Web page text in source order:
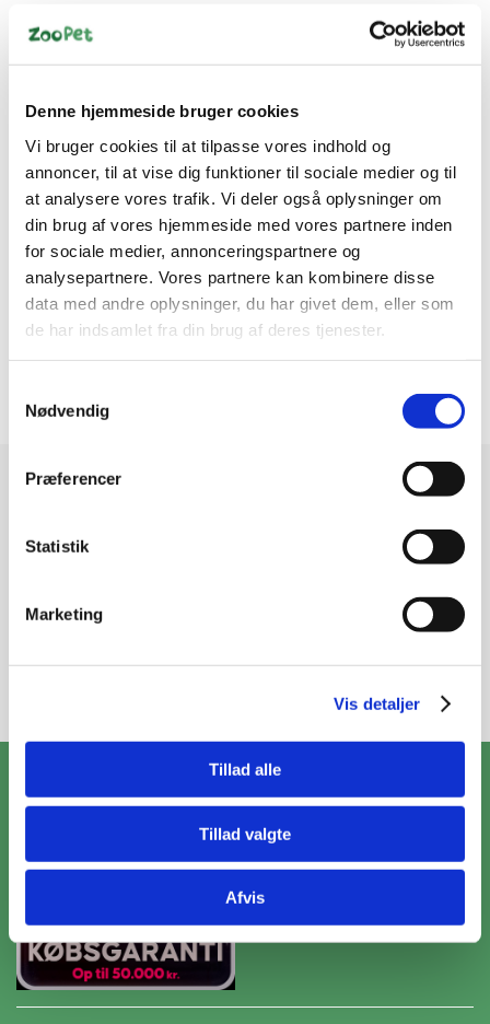
Denne hjemmeside bruger cookies
Vi bruger cookies til at tilpasse vores indhold og
annoncer, til at vise dig funktioner til sociale medier og til
at analysere vores trafik. Vi deler også oplysninger om
din brug af vores hjemmeside med vores partnere inden
for sociale medier, annonceringspartnere og
analysepartnere. Vores partnere kan kombinere disse
data med andre oplysninger, du har givet dem, eller som
de har indsamlet fra din brug af deres tjenester.
Nødvendig
Præferencer
Statistik
Marketing
Vis detaljer
Tillad alle
Tillad valgte
Afvis
Specifikationer
Kan vendes og lavet med en robust Microtomic ™ ripstop
og 140gsm polytechfyld.
Lynlås åbning for at få adgang til din hunds sele eller
fastgørelse af snor.
• Vandtæt og tåler vaskemaskine
Modtag vores nyhedsbrev
Kontakt@zoopet.dk